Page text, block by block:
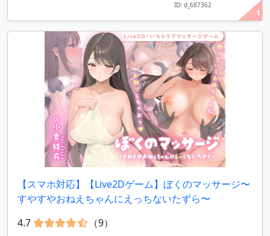
1
ID: d_687362
【スマホ対応】【Live2Dゲーム】ぼくのマッサージ〜
すやすやおねえちゃんにえっちないたずら〜
4.7
（9）